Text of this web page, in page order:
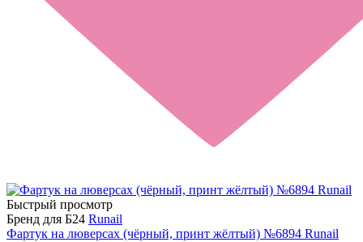
Быстрый просмотр
Бренд для Б24 Runail
Фартук на люверсах (чёрный, принт жёлтый) №6894 Runail